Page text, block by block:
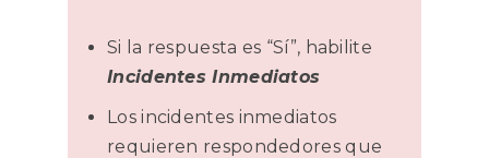
Si la respuesta es “Sí”, habilite
Incidentes Inmediatos
Los incidentes inmediatos
requieren respondedores que